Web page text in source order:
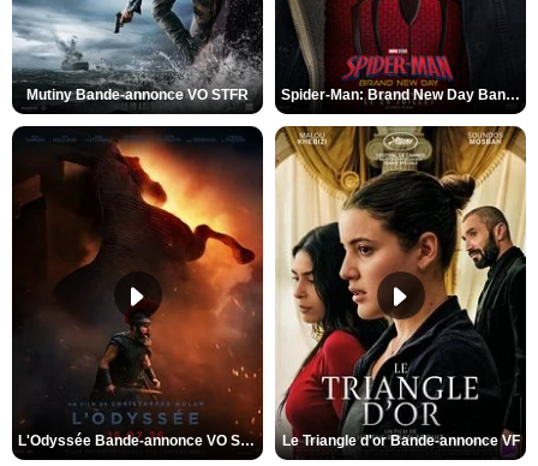
Mutiny Bande-annonce VO STFR Spider-Man: Brand New Day Bande-annonce VO STFR
L'Odyssée Bande-annonce VO STFR Le Triangle d'or Bande-annonce VF